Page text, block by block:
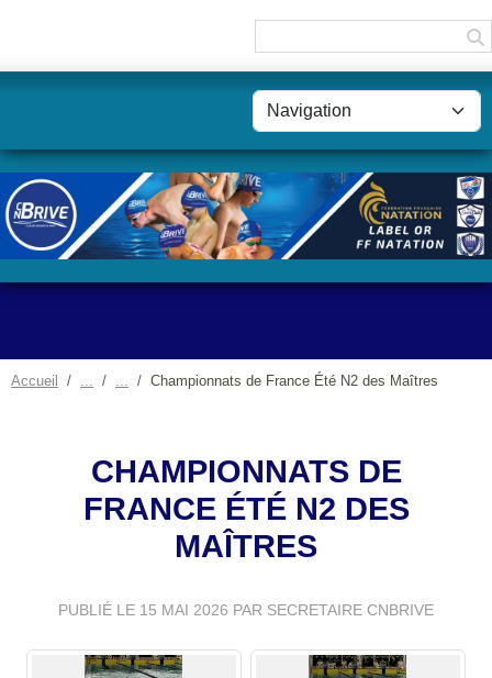
Accueil Championnats de France Été N2 des Maîtres
CHAMPIONNATS DE
FRANCE ÉTÉ N2 DES
MAÎTRES
PUBLIÉ LE 15 MAI 2026 PAR SECRETAIRE CNBRIVE